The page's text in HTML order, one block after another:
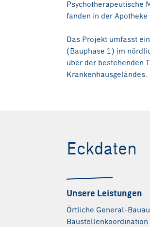
Psychotherapeutische
fanden in der Apotheke
Das Projekt umfasst
(Bauphase 1) im
über der bestehenden
Krankenhausgeländes.
Eckdaten
Unsere Leistungen
Örtliche General-
Baustellenkoordination